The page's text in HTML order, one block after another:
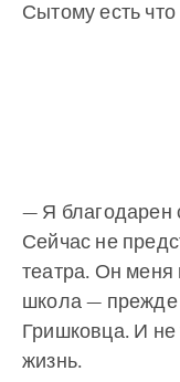
Сытому есть
— Я благодарен
Сейчас не
театра. Он
школа — прежде
Гришковца. И не
жизнь.